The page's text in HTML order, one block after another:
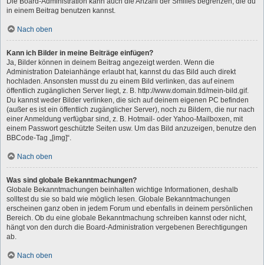
in einem Beitrag benutzen kannst.
Nach oben
Kann ich Bilder in meine Beiträge einfügen?
Ja, Bilder können in deinem Beitrag angezeigt werden. Wenn die
Administration Dateianhänge erlaubt hat, kannst du das Bild auch direkt
hochladen. Ansonsten musst du zu einem Bild verlinken, das auf einem
öffentlich zugänglichen Server liegt, z. B. http://www.domain.tld/mein-bild.gif.
Du kannst weder Bilder verlinken, die sich auf deinem eigenen PC befinden
(außer es ist ein öffentlich zugänglicher Server), noch zu Bildern, die nur nach
einer Anmeldung verfügbar sind, z. B. Hotmail- oder Yahoo-Mailboxen, mit
einem Passwort geschützte Seiten usw. Um das Bild anzuzeigen, benutze den
BBCode-Tag „[img]“.
Nach oben
Was sind globale Bekanntmachungen?
Globale Bekanntmachungen beinhalten wichtige Informationen, deshalb
solltest du sie so bald wie möglich lesen. Globale Bekanntmachungen
erscheinen ganz oben in jedem Forum und ebenfalls in deinem persönlichen
Bereich. Ob du eine globale Bekanntmachung schreiben kannst oder nicht,
hängt von den durch die Board-Administration vergebenen Berechtigungen
ab.
Nach oben